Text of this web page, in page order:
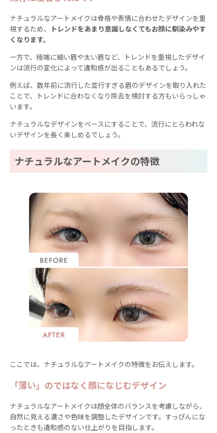
ナチュラルなアートメイクは骨格や表情に合わせたデザインを重
視するため、
トレンドをあまり意識しなくてもお顔に馴染みやす
くなります。
一方で、極端に細い眉や太い眉など、トレンドを重視したデザイ
ンは流行の変化によって違和感が出ることもあるでしょう。
例えば、数年前に流行した並行すぎる眉のデザインを取り入れた
ことで、トレンドに合わなくなり除去を検討する方もいらっしゃ
います。
ナチュラルなデザインをベースにすることで、流行にとらわれな
いデザインを長く楽しめるでしょう。
ナチュラルなアートメイクの特徴
ここでは、ナチュラルなアートメイクの特徴をお伝えします。
「薄い」のではなく顔になじむデザイン
ナチュラルなアートメイクは顔全体のバランスを考慮しながら、
自然に見える濃さや色味を調整したデザインです。すっぴんにな
ったときも違和感のない仕上がりを目指します。